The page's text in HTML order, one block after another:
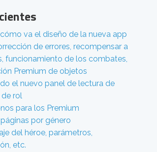
va el diseño de la nueva app
de errores, recompensar a
funcionamiento de los combates,
Premium de objetos
el nuevo panel de lectura de
rol
para los Premium
por género
del héroe, parámetros,
etc.